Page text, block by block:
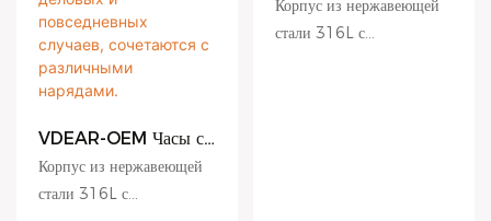
VDEAR-OEM Часы с
индивидуальным
дизайном корпуса,
минималистичным
Корпус из нержавеющей
стали 316L с
Watch Gift Box Set
High Quality Rose
Корпус из нержавеющей
стали 316L с